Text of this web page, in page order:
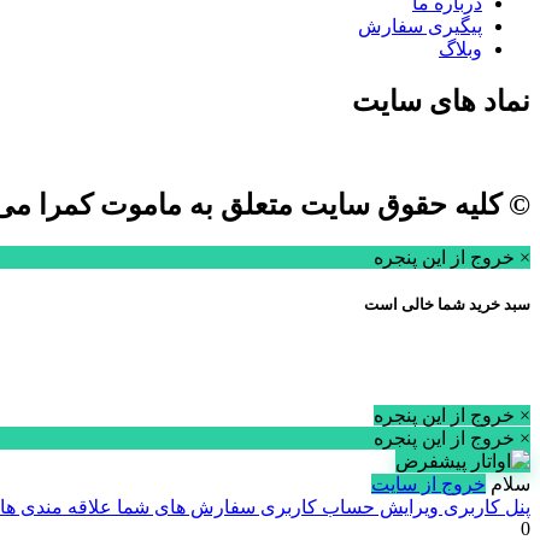
پیگیری سفارش
وبلاگ
نماد های سایت
© کلیه حقوق سایت متعلق به ماموت کمرا
× خروج از این پنجره
سبد خرید شما خالی است
× خروج از این پنجره
× خروج از این پنجره
سلامخروج از سایت
پنل کاربری ویرایش حساب کاربری سفارش های شما علاقه مندی
0